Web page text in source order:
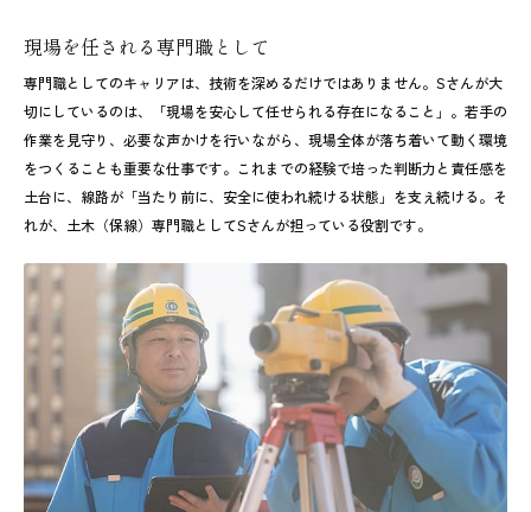
現場を任される専門職として
専門職としてのキャリアは、技術を深めるだけではありません。Sさんが大
切にしているのは、「現場を安心して任せられる存在になること」。若手の
作業を見守り、必要な声かけを行いながら、現場全体が落ち着いて動く環境
をつくることも重要な仕事です。これまでの経験で培った判断力と責任感を
土台に、線路が「当たり前に、安全に使われ続ける状態」を支え続ける。そ
れが、土木（保線）専門職としてSさんが担っている役割です。